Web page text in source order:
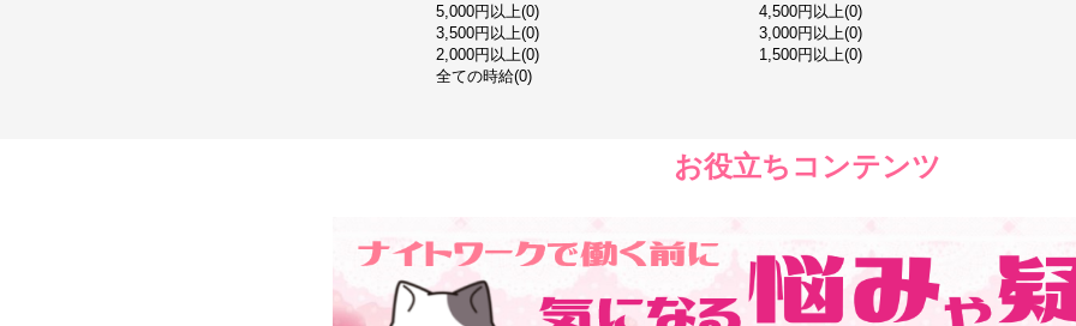
5,000円以上(0) 4,500円以上(0)
3,500円以上(0)
3,000円以上(0)
2,000円以上(0)
1,500円以上(0)
全ての時給(0)
お役立ちコンテンツ